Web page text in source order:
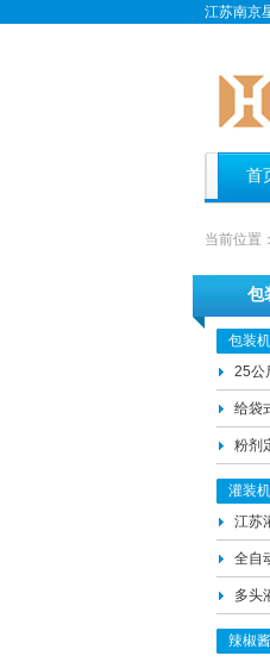
江苏南京
首
当前位置：
包
包装机
25公
给袋
粉剂
灌装机
江苏
全自
多头
辣椒